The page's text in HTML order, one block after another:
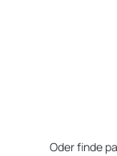
Oder finde